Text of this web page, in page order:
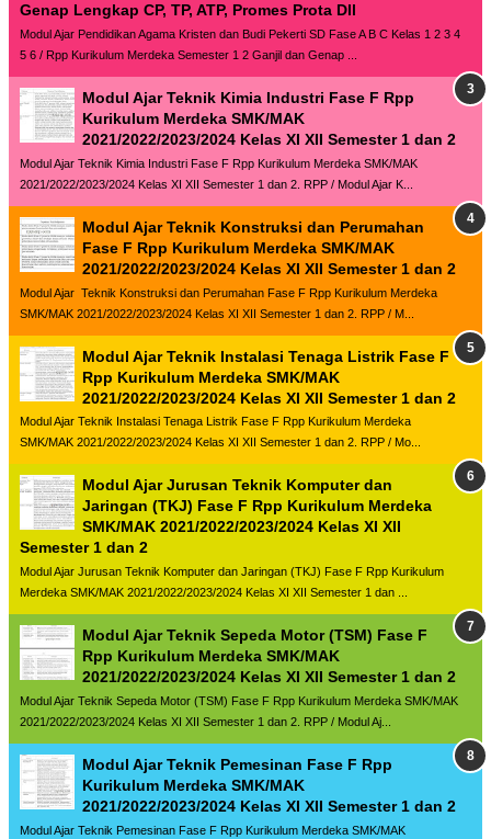
Genap Lengkap CP, TP, ATP, Promes Prota Dll
Modul Ajar Pendidikan Agama Kristen dan Budi Pekerti SD Fase A B C Kelas 1 2 3 4
5 6 / Rpp Kurikulum Merdeka Semester 1 2 Ganjil dan Genap ...
Modul Ajar Teknik Kimia Industri Fase F Rpp
Kurikulum Merdeka SMK/MAK
2021/2022/2023/2024 Kelas XI XII Semester 1 dan 2
Modul Ajar Teknik Kimia Industri Fase F Rpp Kurikulum Merdeka SMK/MAK
2021/2022/2023/2024 Kelas XI XII Semester 1 dan 2. RPP / Modul Ajar K...
Modul Ajar Teknik Konstruksi dan Perumahan
Fase F Rpp Kurikulum Merdeka SMK/MAK
2021/2022/2023/2024 Kelas XI XII Semester 1 dan 2
Modul Ajar Teknik Konstruksi dan Perumahan Fase F Rpp Kurikulum Merdeka
SMK/MAK 2021/2022/2023/2024 Kelas XI XII Semester 1 dan 2. RPP / M...
Modul Ajar Teknik Instalasi Tenaga Listrik Fase F
Rpp Kurikulum Merdeka SMK/MAK
2021/2022/2023/2024 Kelas XI XII Semester 1 dan 2
Modul Ajar Teknik Instalasi Tenaga Listrik Fase F Rpp Kurikulum Merdeka
SMK/MAK 2021/2022/2023/2024 Kelas XI XII Semester 1 dan 2. RPP / Mo...
Modul Ajar Jurusan Teknik Komputer dan
Jaringan (TKJ) Fase F Rpp Kurikulum Merdeka
SMK/MAK 2021/2022/2023/2024 Kelas XI XII
Semester 1 dan 2
Modul Ajar Jurusan Teknik Komputer dan Jaringan (TKJ) Fase F Rpp Kurikulum
Merdeka SMK/MAK 2021/2022/2023/2024 Kelas XI XII Semester 1 dan ...
Modul Ajar Teknik Sepeda Motor (TSM) Fase F
Rpp Kurikulum Merdeka SMK/MAK
2021/2022/2023/2024 Kelas XI XII Semester 1 dan 2
Modul Ajar Teknik Sepeda Motor (TSM) Fase F Rpp Kurikulum Merdeka SMK/MAK
2021/2022/2023/2024 Kelas XI XII Semester 1 dan 2. RPP / Modul Aj...
Modul Ajar Teknik Pemesinan Fase F Rpp
Kurikulum Merdeka SMK/MAK
2021/2022/2023/2024 Kelas XI XII Semester 1 dan 2
Modul Ajar Teknik Pemesinan Fase F Rpp Kurikulum Merdeka SMK/MAK